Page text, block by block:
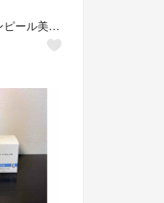
タカミスキンピール美容液10ml➕ピールマスク15ml1枚